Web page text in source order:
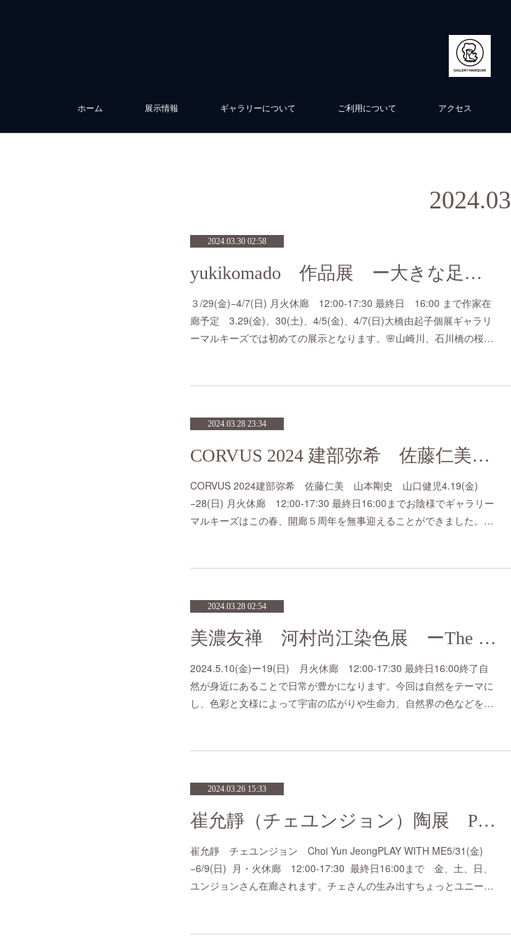
ホーム 展示情報 ギャラリーについて ご利用について アクセス
2024.03
2024.03.30 02:58
yukikomado 作品展 ー大きな足の天使たちー
３/29(金)−4/7(日) 月火休廊 12:00-17:30 最終日 16:00 まで作家在
廊予定 3.29(金)、30(土)、4/5(金)、4/7(日)大橋由起子個展ギャラリ
ーマルキーズでは初めての展示となります。🌸山崎川、石川橋の桜…
2024.03.28 23:34
CORVUS 2024 建部弥希 佐藤仁美 山本剛史 山口健児
CORVUS 2024建部弥希 佐藤仁美 山本剛史 山口健児4.19(金)
−28(日) 月火休廊 12:00-17:30 最終日16:00までお陰様でギャラリー
マルキーズはこの春、開廊５周年を無事迎えることができました。…
2024.03.28 02:54
美濃友禅 河村尚江染色展 ーThe Earthー
2024.5.10(金)ー19(日) 月火休廊 12:00-17:30 最終日16:00終了自
然が身近にあることで日常が豊かになります。今回は自然をテーマに
し、色彩と文様によって宇宙の広がりや生命力、自然界の色などを…
2024.03.26 15:33
崔允靜（チェユンジョン）陶展 PLAY WITH ME
崔允靜 チェユンジョン Choi Yun JeongPLAY WITH ME5/31(金)
−6/9(日) 月・火休廊 12:00-17:30 最終日16:00まで 金、土、日、
ユンジョンさん在廊されます。チェさんの生み出すちょっとユニー…